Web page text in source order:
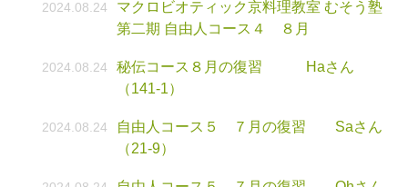
2024.08.24
マクロビオティック京料理教室 むそう塾
第二期 自由人コース４ ８月
2024.08.24
秘伝コース８月の復習 Haさん
（141-1）
2024.08.24
自由人コース５ ７月の復習 Saさん
（21-9）